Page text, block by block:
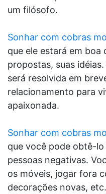
um filósofo.
Sonhar com cobras
que ele estará em boa
propostas, suas
será resolvida em
relacionamento para
apaixonada.
Sonhar com cobras
que você pode obtê-
pessoas negativas.
os móveis, jogar fora
decorações novas,